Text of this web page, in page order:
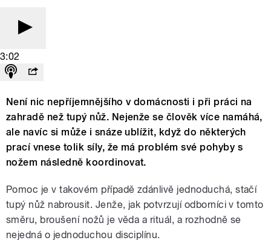
3:02
Není nic nepříjemnějšího v domácnosti i při práci na
zahradě než tupý nůž. Nejenže se člověk více namáhá,
ale navíc si může i snáze ublížit, když do některých
prací vnese tolik síly, že má problém své pohyby s
nožem následně koordinovat.
Pomoc je v takovém případě zdánlivě jednoduchá, stačí
tupý nůž nabrousit. Jenže, jak potvrzují odborníci v tomto
směru, broušení nožů je věda a rituál, a rozhodně se
nejedná o jednoduchou disciplínu.